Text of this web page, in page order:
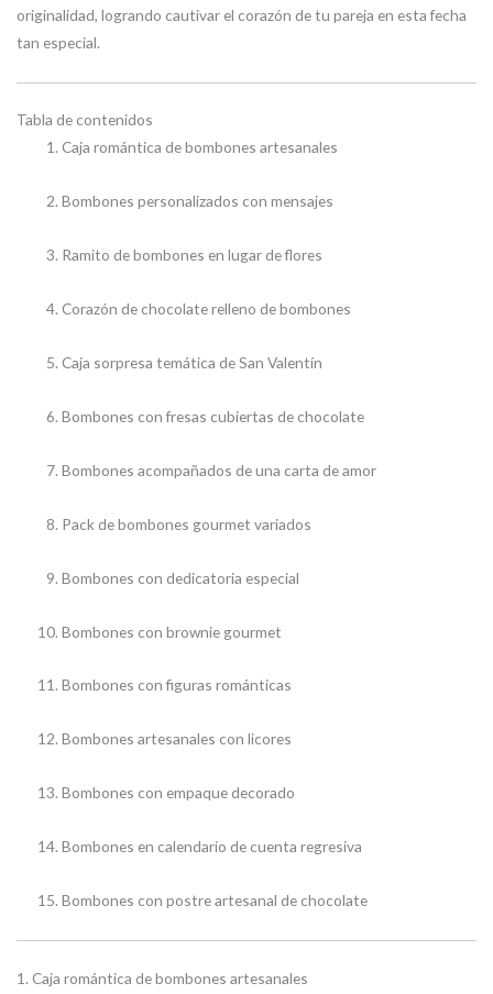
originalidad, logrando cautivar el corazón de tu pareja en esta fecha
tan especial.
Tabla de contenidos
Caja romántica de bombones artesanales
Bombones personalizados con mensajes
Ramito de bombones en lugar de flores
Corazón de chocolate relleno de bombones
Caja sorpresa temática de San Valentín
Bombones con fresas cubiertas de chocolate
Bombones acompañados de una carta de amor
Pack de bombones gourmet variados
Bombones con dedicatoria especial
Bombones con brownie gourmet
Bombones con figuras románticas
Bombones artesanales con licores
Bombones con empaque decorado
Bombones en calendario de cuenta regresiva
Bombones con postre artesanal de chocolate
1. Caja romántica de bombones artesanales